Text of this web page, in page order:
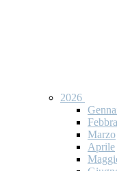
2026
Marzo
Aprile